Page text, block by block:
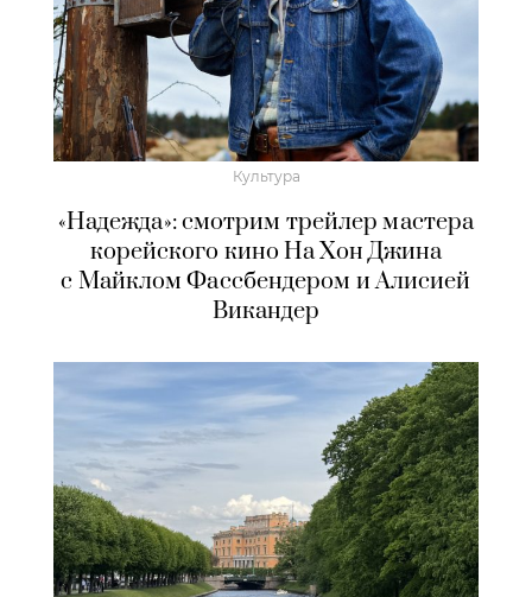
Культура
«Надежда»: смотрим трейлер мастера
корейского кино На Хон Джина
с Майклом Фассбендером и Алисией
Викандер